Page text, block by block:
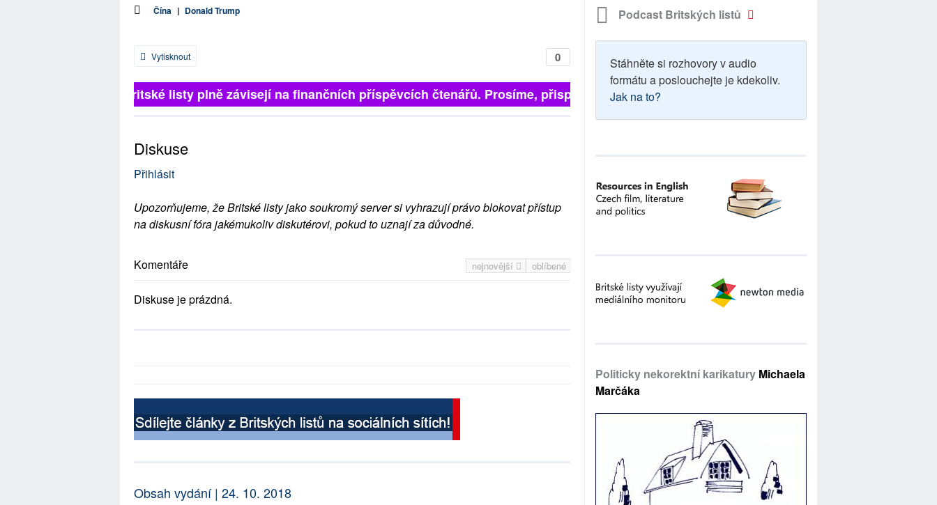
Čína | Donald Trump
0
Vytisknout
Britské listy plně závisejí na finančních příspěvcích čtenářů. Prosíme, přispějte. ➥
Diskuse
Přihlásit
Upozorňujeme, že Britské listy jako soukromý server si vyhrazují právo blokovat přístup
na diskusní fóra jakémukoliv diskutérovi, pokud to uznají za důvodné.
nejnovější oblíbené
Komentáře
Diskuse je prázdná.
Obsah vydání | 24. 10. 2018
Podcast Britských listů
Stáhněte si rozhovory v audio
formátu a poslouchejte je kdekoliv.
Jak na to?
Politicky nekorektní karikatury Michaela
Marčáka